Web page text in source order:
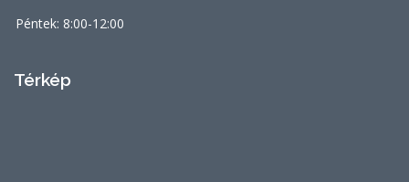
Péntek: 8:00-12:00
Térkép